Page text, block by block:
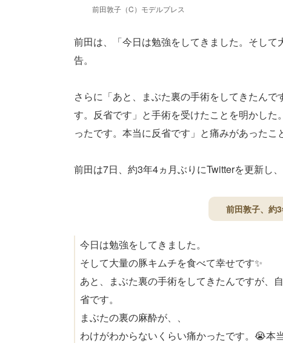
前田敦子（C）モデルプレス
前田は、「今日は勉強をしてきました。そし
告。
さらに「あと、まぶた裏の手術をしてきたん
す。反省です」と手術を受けたことを明かし
ったです。本当に反省です」と痛みがあったこ
前田は7日、約3年4ヵ月ぶりにTwitterを更新し
前田敦子、約
今日は勉強をしてきました。
そして大量の豚キムチを食べて幸せです✨
あと、まぶた裏の手術をしてきたんですが、
省です。
まぶたの裏の麻酔が、、
わけがわからないくらい痛かったです。😭本